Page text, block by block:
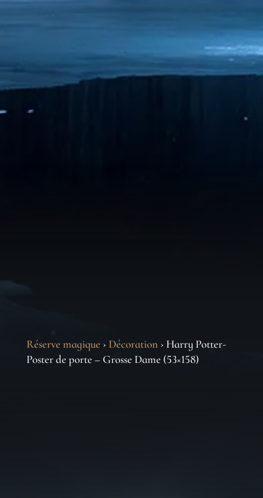
Réserve magique › Décoration› Harry Potter-
Poster de porte – Grosse Dame (53×158)